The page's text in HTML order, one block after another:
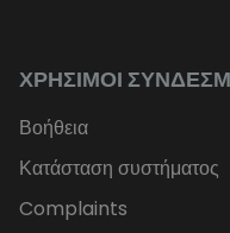
ΧΡΉΣΙΜΟΙ
Βοήθεια
Κατάσταση συστήματος
Complaints